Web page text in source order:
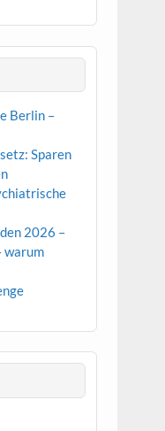
Berlin –
Sparen
2026 –
warum